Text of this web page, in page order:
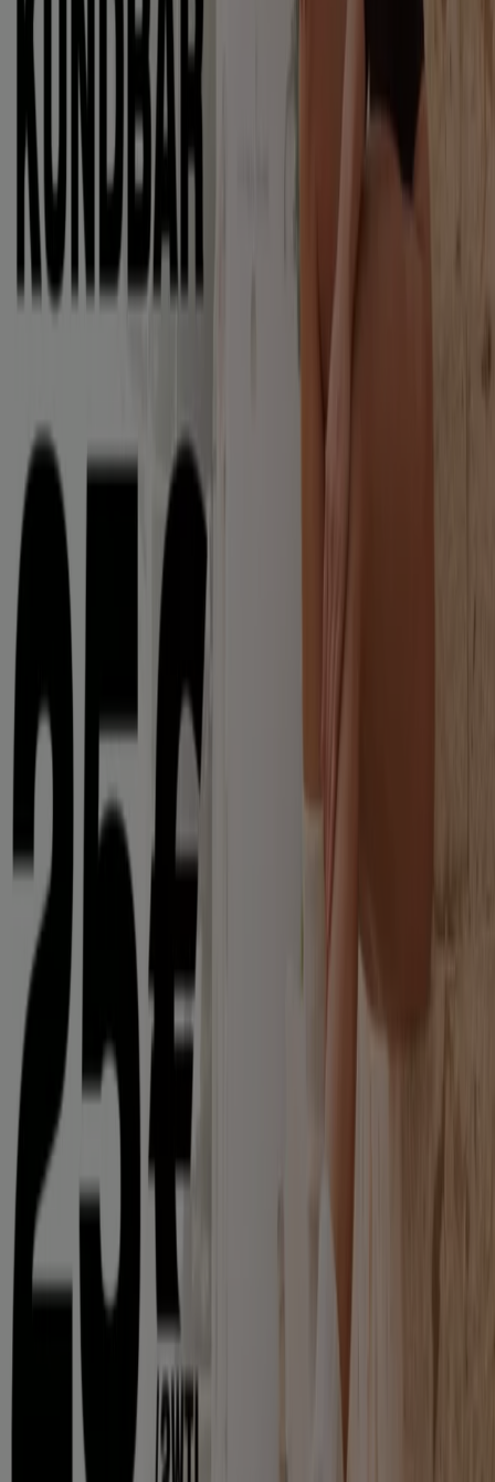
beim Einkaufen zu sparen. Durchstöbern Sie die Kataloge
von
Intersport
und verpassen Sie keine exklusiven
Angebote, die im
verfügbar sind. Darüber hinaus
bieten wir Ihnen detaillierte Informationen zu
Rabattaktionen, Ausverkäufen und saisonalen Neuheiten
im Bereich
Sportgeschäfte
Nutzen Sie die
Angebote
Intersport
optimal und bleiben Sie über alle Preis- und
Produktupdates im
haben Sie stets Zugang zu den besten
Einkaufsmöglichkeiten in Deutschland. Warten Sie nicht
länger und entdecken Sie die Angebote, die wir für Sie
Finde Intersport Kataloge in deiner
Stadt
Intersport in Berlin
Intersport in München
Frankfurt am Main
Intersport in Düsseldorf
in Bremen
Intersport in Stuttgart
Dresden
Intersport in Hannover
Intersport in Nürnberg
Zeige mehr Städte
Tiendeo ist Teil von Shopfully, dem Tech-Unternehmen,
das das lokale Einkaufen weltweit neu erfindet.
Tiendeo
Was wir machen
Business-Lösungen
Nachrichten und Medien
Mit uns arbeiten
Kontakt aufnehmen
Marketing- und Geschäftsanfragen
Geschäft falsch auf der Karte geortet
Wöchentliches Anzeigen-Feedback
Technische Probleme und allgemeines Feedback
Indizes
Marken
Unternehmen
Produkte
Städte
Die App von Tiendeo herunterladen